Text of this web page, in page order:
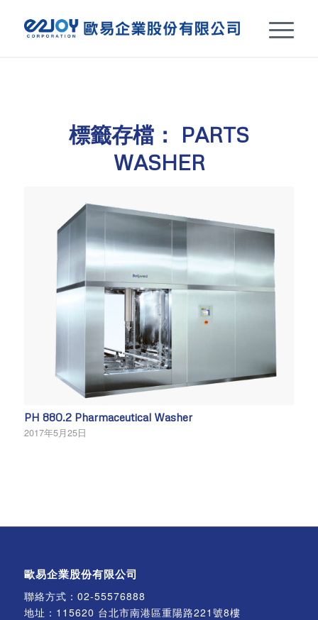
標籤存檔： PARTS
WASHER
PH 880.2 Pharmaceutical Washer
2017年5月25日
歐易企業股份有限公司
聯絡方式： 02-55576888
地址：115620 台北市南港區重陽路221號8樓